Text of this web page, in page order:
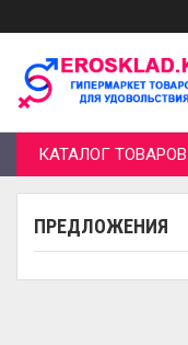
КАТАЛОГ ТОВАРОВ
ПРЕДЛОЖЕНИЯ